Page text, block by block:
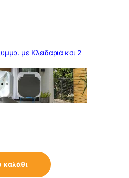
με Κλειδαριά και 2
Aqua-Top Λευκή quantity
καλάθι